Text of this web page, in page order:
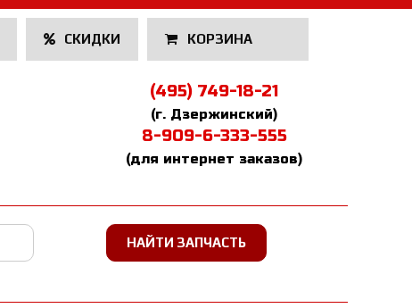
СКИДКИ КОРЗИНА
(495) 749-18-21
(г. Дзержинский)
8-909-6-333-555
(для интернет заказов)